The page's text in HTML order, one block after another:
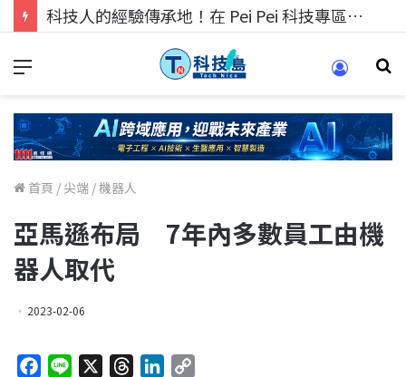
科技人找工作，就到TECH+ 科技專區!
首頁 /尖端 /機器人
亞馬遜布局 7年內多數員工由機
器人取代
2023-02-06